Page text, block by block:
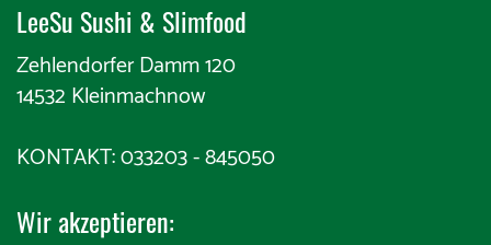
LeeSu Sushi & Slimfood​​
Zehlendorfer Damm 120
14532 Kleinmachnow
KONTAKT: 033203 - 845050
Wir akzeptieren: